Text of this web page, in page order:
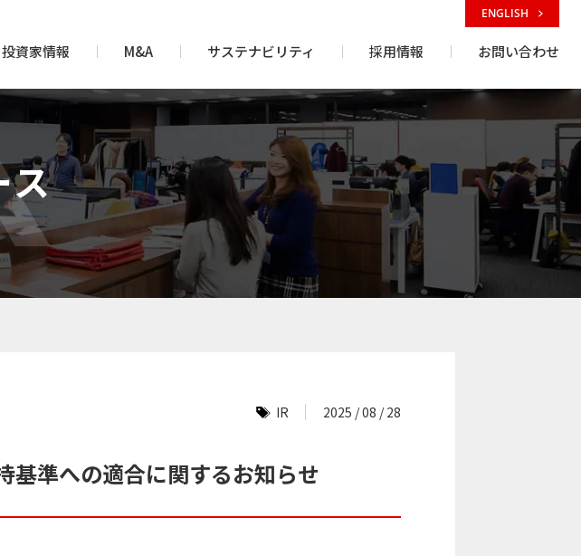
資家情報 M&A サステナビリティ 採用情報 お問い合わせ
ENGLISH
ス
IR 2025 / 08 / 28
基準への適合に関するお知らせ